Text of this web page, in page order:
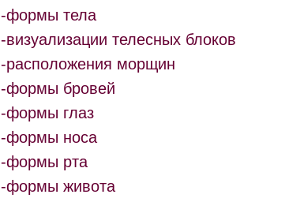
-формы тела
-визуализации телесных блоков
-расположения морщин
-формы бровей
-формы глаз
-формы носа
-формы рта
-формы живота